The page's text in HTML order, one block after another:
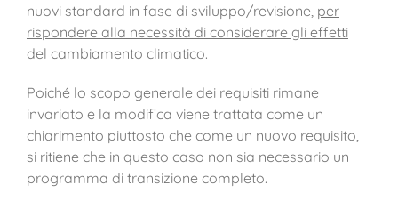
nuovi standard in fase di sviluppo/revisione, per
rispondere alla necessità di considerare gli effetti
del cambiamento climatico.
Poiché lo scopo generale dei requisiti rimane
invariato e la modifica viene trattata come un
chiarimento piuttosto che come un nuovo requisito,
si ritiene che in questo caso non sia necessario un
programma di transizione completo.